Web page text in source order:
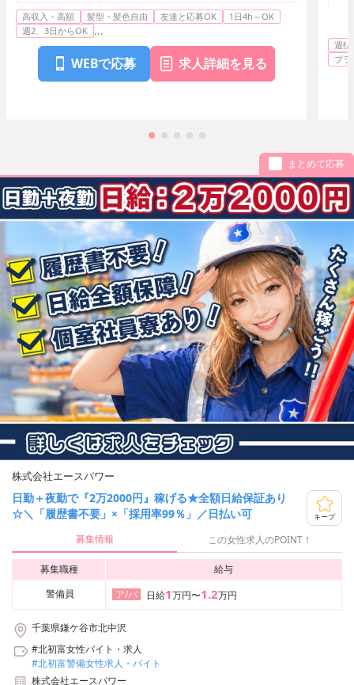
高収入・高額 髪型・髪色自由 友達と応募OK
1日4h～OK
週2、3日からOK ...
WEBで応募 求人詳細を見る
ー
シ
週払
ブ
まとめて応募
株式会社エースパワー
日勤＋夜勤で『2万2000円』稼げる★全額日給保証あり
☆＼「履歴書不要」×「採用率99％」／日払い可
キープ
募集情報 この女性求人のPOINT！
募集職種
給与
警備員
ア/パ 日給1万円〜1.2万円
千葉県鎌ケ谷市北中沢
#北初富女性バイト・求人
#北初富警備女性求人・バイト
株式会社エースパワー